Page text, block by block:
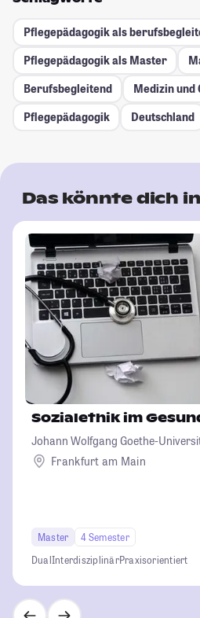
Pflegepädagogik als
Pflegepädagogik als Master
Berufsbegleitend
Medizin und
Pflegepädagogik
Deutschland
Das könnte dich
Sozialethik im
Johann Wolfgang Goethe-
Frankfurt am Main
Master
4 Semester
DualInterdisziplinärPraxisorientiert